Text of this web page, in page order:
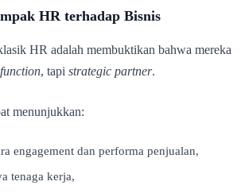
HR terhadap Bisnis
HR adalah membuktikan bahwa mereka
, tapi strategic partner.
menunjukkan:
engagement dan performa penjualan,
tenaga kerja,